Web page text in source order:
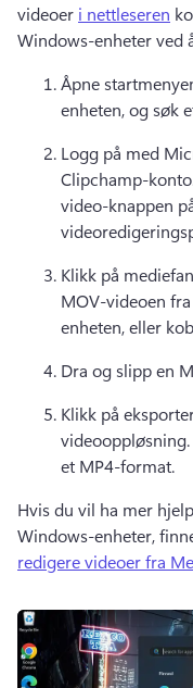
videoer i nettleseren
Windows-enheter ved
Åpne
enheten, og søk
Logg på med
Clipchamp-
video-knappen
Klikk på
MOV-videoen
enheten, eller
Dra og slipp en
Klikk på
videooppløsning.
et MP4-format.
Hvis du vil ha mer
Windows-enheter,
redigere videoer fra